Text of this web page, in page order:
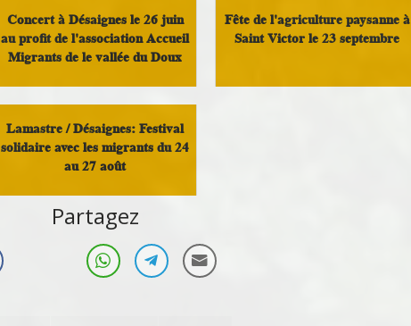
Concert à Désaignes le 26 juin
au profit de l'association Accueil
Migrants de le vallée du Doux
Militant
Fête de l'agriculture paysanne à
Saint Victor le 23 septembre
Militant
Lamastre / Désaignes: Festival
solidaire avec les migrants du 24
au 27 août
Militant
Partagez